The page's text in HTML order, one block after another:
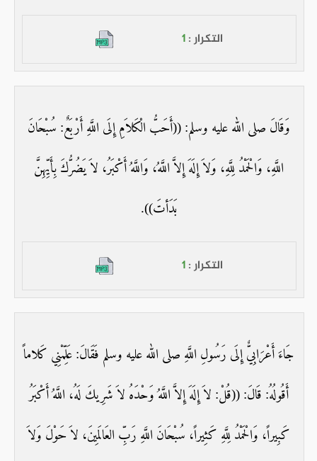
التكرار :1
وَقَالَ صلى الله عليه وسلم: ((أَحَبُّ الْكَلاَمِ إِلَى اللَّهِ أَرْبَعٌ: سُبْحَانَ
اللَّهِ، وَالْحَمْدُ لِلَّهِ، وَلاَ إِلَهَ إِلاَّ اللَّهُ، وَاللَّهُ أَكْبَرُ، لاَ يَضُرُّكَ بِأَيِّهِنَّ
بَدَأتَ)).
التكرار :1
جَاءَ أَعْرَابِيٌّ إِلَى رَسُولِ اللَّهِ صلى الله عليه وسلم فَقَالَ: عَلِّمْنِي كَلاماً
أَقُولُهُ: قَالَ: ((قُلْ: لاَ إِلَهَ إِلاَّ اللَّهُ وَحْدَهُ لاَ شَرِيكَ لَهُ، اللَّهُ أَكْبَرُ
كَبِيراً، وَالْحَمْدُ لِلَّهِ كَثِيراً، سُبْحَانَ اللَّهِ رَبِّ العَالَمِينَ، لاَ حَوْلَ وَلاَ